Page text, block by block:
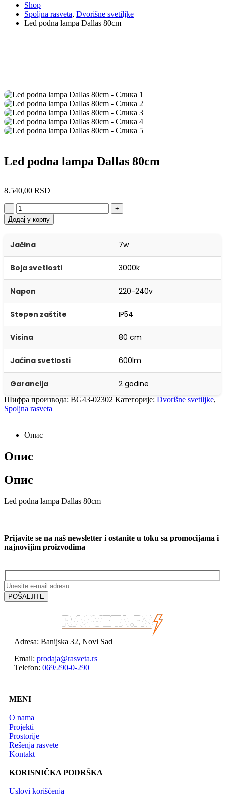
Shop
Spoljna rasveta, Dvorišne svetiljke
Led podna lampa Dallas 80cm
Led podna lampa Dallas 80cm
8.540,00 RSD
-
+
Додај у корпу
Jačina 7w
Boja svetlosti 3000k
Napon 220-240v
Stepen zaštite IP54
Visina 80 cm
Jačina svetlosti 600lm
Garancija 2 godine
Шифра производа: BG43-02302 Категорије: Dvorišne svetiljke,
Spoljna rasveta
Опис
Опис
Опис
Led podna lampa Dallas 80cm
Prijavite se na naš newsletter i ostanite u toku sa promocijama i
najnovijim proizvodima
Adresa: Banijska 32, Novi Sad
Email: prodaja@rasveta.rs
Telefon: 069/290-0-290
MENI
O nama
Projekti
Prostorije
Rešenja rasvete
Kontakt
KORISNIČKA PODRŠKA
Uslovi korišćenja